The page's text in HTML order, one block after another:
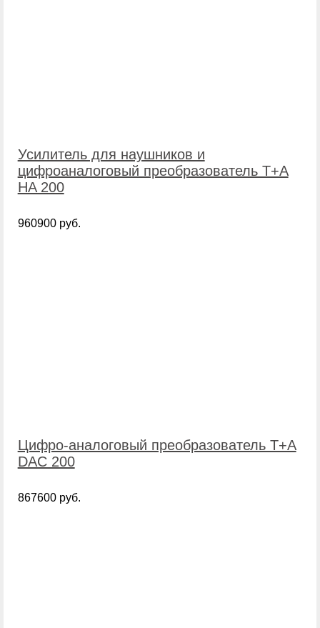
Усилитель для наушников и
цифроаналоговый преобразователь T+A
HA 200
960900 руб.
Цифро-аналоговый преобразователь T+A
DAC 200
867600 руб.